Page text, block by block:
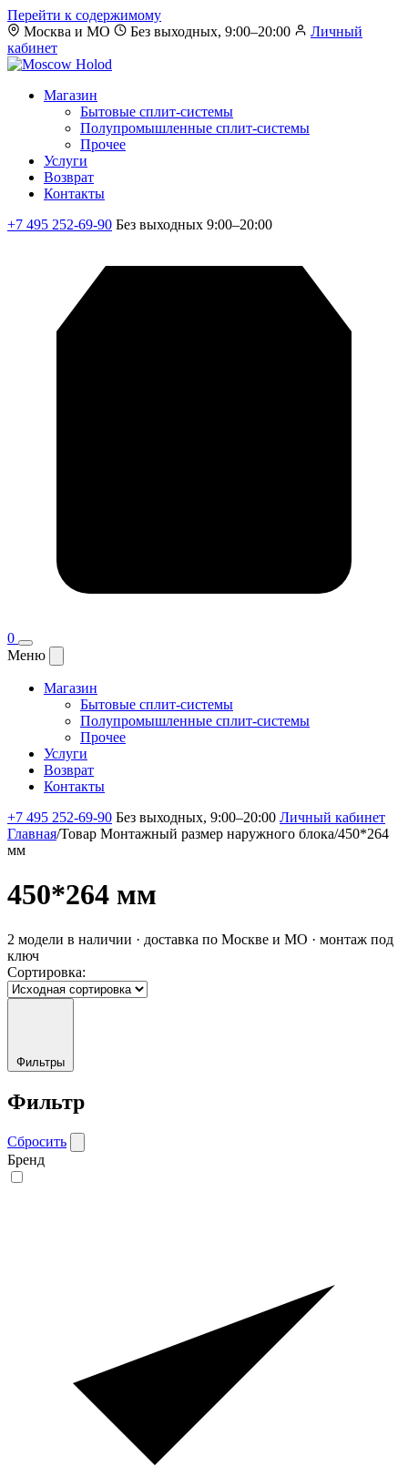
Перейти к содержимому
Москва и МО
Без выходных, 9:00–20:00
Личный
кабинет
Магазин
Бытовые сплит-системы
Полупромышленные сплит-системы
Прочее
Услуги
Возврат
Контакты
+7 495 252-69-90 Без выходных 9:00–20:00
0
Меню
Магазин
Бытовые сплит-системы
Полупромышленные сплит-системы
Прочее
Услуги
Возврат
Контакты
+7 495 252-69-90 Без выходных, 9:00–20:00 Личный кабинет
Главная/Товар Монтажный размер наружного блока/450*264
мм
450*264 мм
2 модели в наличии · доставка по Москве и МО · монтаж под
ключ
Сортировка:
Фильтры
Фильтр
Сбросить
Бренд